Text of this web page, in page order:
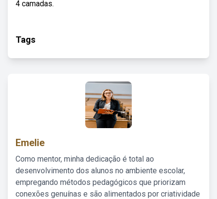
4 camadas.
Tags
Emelie
Como mentor, minha dedicação é total ao
desenvolvimento dos alunos no ambiente escolar,
empregando métodos pedagógicos que priorizam
conexões genuínas e são alimentados por criatividade